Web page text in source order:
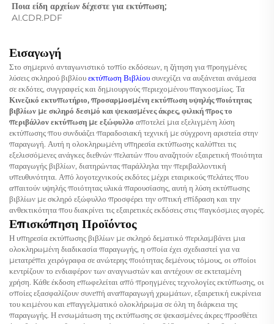
Ποια είδη αρχείων δέχεστε για εκτύπωση;
AI.CDR.PDF
Εισαγωγή
Στο σημερινό ανταγωνιστικό τοπίο εκδόσεων, η ζήτηση για προηγμένες
λύσεις σκληρού βιβλίουεκτύπωση Βιβλίουσυνεχίζει να αυξάνεται ανάμεσα
σε εκδότες, συγγραφείς και δημιουργούς περιεχομένου παγκοσμίως. Τα
Κινεζικό εκτυπωτήριο, προσαρμοσμένη εκτύπωση υψηλής ποιότητας
βιβλίων με σκληρό δεσιμό και ψεκασμένες άκρες, φιλική προς το
περιβάλλον εκτύπωση με εξώφυλλο αποτελεί μια εξελιγμένη λύση
εκτύπωσης που συνδυάζει παραδοσιακή τεχνική με σύγχρονη αριστεία στην
παραγωγή. Αυτή η ολοκληρωμένη υπηρεσία εκτύπωσης καλύπτει τις
εξελισσόμενες ανάγκες διεθνών πελατών που αναζητούν εξαιρετική ποιότητα
παραγωγής βιβλίων, διατηρώντας παράλληλα την περιβαλλοντική
υπευθυνότητα. Από λογοτεχνικούς εκδότες μέχρι εταιρικούς πελάτες που
απαιτούν υψηλής ποιότητας υλικά παρουσίασης, αυτή η λύση εκτύπωσης
βιβλίων με σκληρό εξώφυλλο προσφέρει την οπτική επίδραση και την
ανθεκτικότητα που διακρίνει τις εξαιρετικές εκδόσεις στις παγκόσμιες αγορές.
Επισκόπηση Προϊόντος
Η υπηρεσία εκτύπωσης βιβλίων με σκληρό δεματικό περιλαμβάνει μια
ολοκληρωμένη διαδικασία παραγωγής, η οποία έχει σχεδιαστεί για να
μετατρέπει χειρόγραφα σε ανώτερης ποιότητας δεμένους τόμους, οι οποίοι
κεντρίζουν το ενδιαφέρον των αναγνωστών και αντέχουν σε εκτεταμένη
χρήση. Κάθε έκδοση επωφελείται από προηγμένες τεχνολογίες εκτύπωσης, οι
οποίες εξασφαλίζουν συνεπή αναπαραγωγή χρωμάτων, εξαιρετική ευκρίνεια
του κειμένου και επαγγελματικό ολοκλήρωμα σε όλη τη διάρκεια της
παραγωγής. Η ενσωμάτωση της εκτύπωσης σε ψεκασμένες άκρες προσθέτει